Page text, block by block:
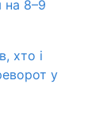
на 8–9
хто і
у